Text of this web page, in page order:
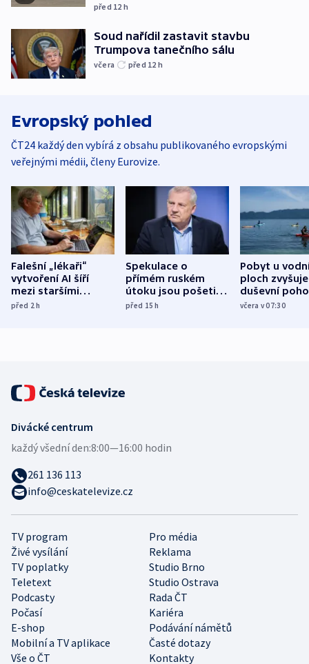
před 12 h
Soud nařídil zastavit stavbu
Trumpova tanečního sálu
včera před 12 h
Evropský pohled
ČT24 každý den vybírá z obsahu publikovaného evropskými
veřejnými médii, členy Eurovize.
Falešní „lékaři“
vytvoření AI šíří
mezi staršími
Poláky nebezpečné
před 2h
Spekulace o
přímém ruském
útoku jsou pošetilé,
míní estonský
před 15h
Pobyt u
ploch zvyšuje
duševní
ukázala
včera v 07:30
TV program
Pro média
Živé vysílání
Reklama
TV poplatky
Studio Brno
Teletext
Studio Ostrava
Podcasty
Rada ČT
Počasí
Kariéra
E-shop
Podávání námětů
Mobilní a TV aplikace
Časté dotazy
Vše o ČT
Kontakty
Divácké centrum
každý všední den:8:00—16:00 hodin
261 136 113
info@ceskatelevize.cz